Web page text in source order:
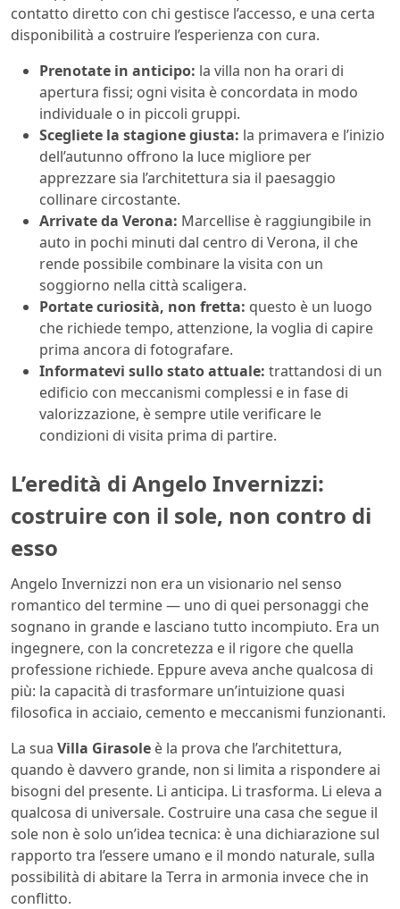
contatto diretto con chi gestisce l’accesso, e una certa
disponibilità a costruire l’esperienza con cura.
Prenotate in anticipo: la villa non ha orari di
apertura fissi; ogni visita è concordata in modo
individuale o in piccoli gruppi.
Scegliete la stagione giusta: la primavera e l’inizio
dell’autunno offrono la luce migliore per
apprezzare sia l’architettura sia il paesaggio
collinare circostante.
Arrivate da Verona: Marcellise è raggiungibile in
auto in pochi minuti dal centro di Verona, il che
rende possibile combinare la visita con un
soggiorno nella città scaligera.
Portate curiosità, non fretta: questo è un luogo
che richiede tempo, attenzione, la voglia di capire
prima ancora di fotografare.
Informatevi sullo stato attuale: trattandosi di un
edificio con meccanismi complessi e in fase di
valorizzazione, è sempre utile verificare le
condizioni di visita prima di partire.
L’eredità di Angelo Invernizzi:
costruire con il sole, non contro di
esso
Angelo Invernizzi non era un visionario nel senso
romantico del termine — uno di quei personaggi che
sognano in grande e lasciano tutto incompiuto. Era un
ingegnere, con la concretezza e il rigore che quella
professione richiede. Eppure aveva anche qualcosa di
più: la capacità di trasformare un’intuizione quasi
filosofica in acciaio, cemento e meccanismi funzionanti.
La sua Villa Girasole è la prova che l’architettura,
quando è davvero grande, non si limita a rispondere ai
bisogni del presente. Li anticipa. Li trasforma. Li eleva a
qualcosa di universale. Costruire una casa che segue il
sole non è solo un’idea tecnica: è una dichiarazione sul
rapporto tra l’essere umano e il mondo naturale, sulla
possibilità di abitare la Terra in armonia invece che in
conflitto.